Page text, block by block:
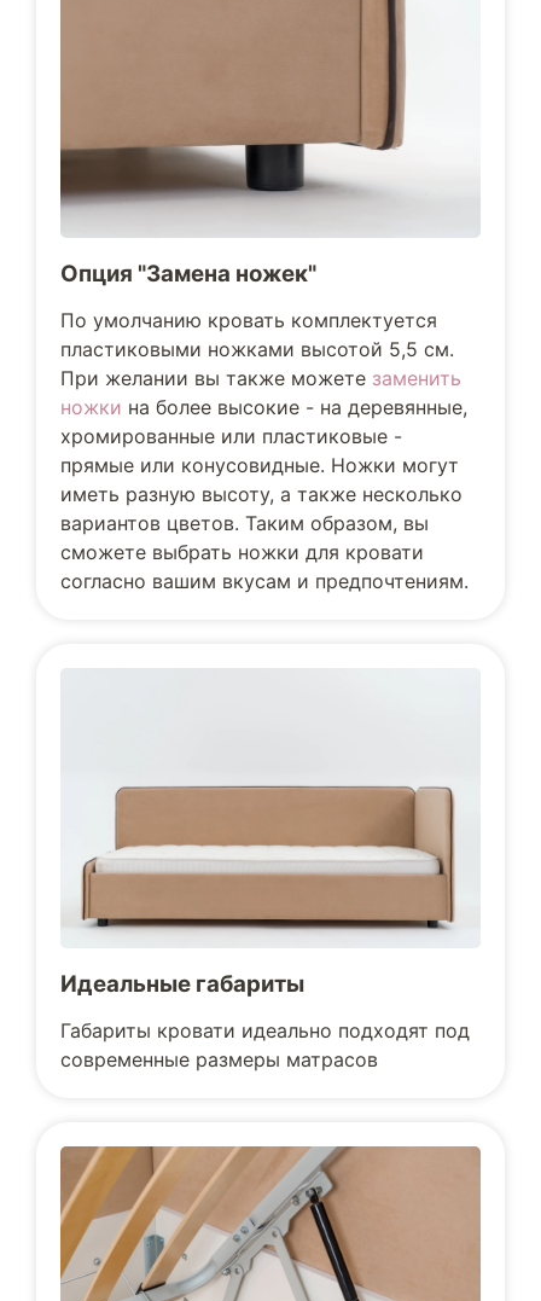
Опция "Замена ножек"
По умолчанию кровать комплектуется
пластиковыми ножками высотой 5,5 см.
При желании вы также можете заменить
ножки на более высокие - на деревянные,
хромированные или пластиковые -
прямые или конусовидные. Ножки могут
иметь разную высоту, а также несколько
вариантов цветов. Таким образом, вы
сможете выбрать ножки для кровати
согласно вашим вкусам и предпочтениям.
Идеальные габариты
Габариты кровати идеально подходят под
современные размеры матрасов